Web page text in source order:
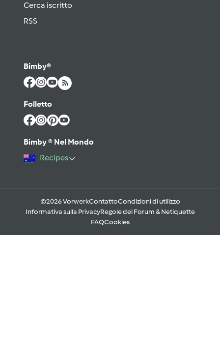
Cerca iscritto
RSS
Bimby®
Folletto
Bimby ® Nel Mondo
Recipes
©2026 VorwerkContattoCondizioni di utilizzo
Informativa sulla PrivacyRegole del Forum & Netiquette
FAQCookies